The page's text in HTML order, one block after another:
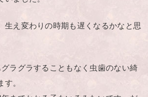
生え変わりの時期も遅くなるかなと思
ラグラすることもなく虫歯のない綺
す。